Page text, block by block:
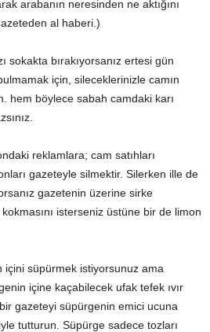
arabanın neresinden ne aktığını
al haberi.)
sokakta bırakıyorsanız ertesi gün
için, sileceklerinizle camın
hem böylece sabah camdaki karı
reklamlara; cam satıhları
gazeteyle silmektir. Silerken ille de
gazetenin üzerine sirke
isterseniz üstüne bir de limon
süpürmek istiyorsunuz ama
içine kaçabilecek ufak tefek ıvır
gazeteyi süpürgenin emici ucuna
tutturun. Süpürge sadece tozları